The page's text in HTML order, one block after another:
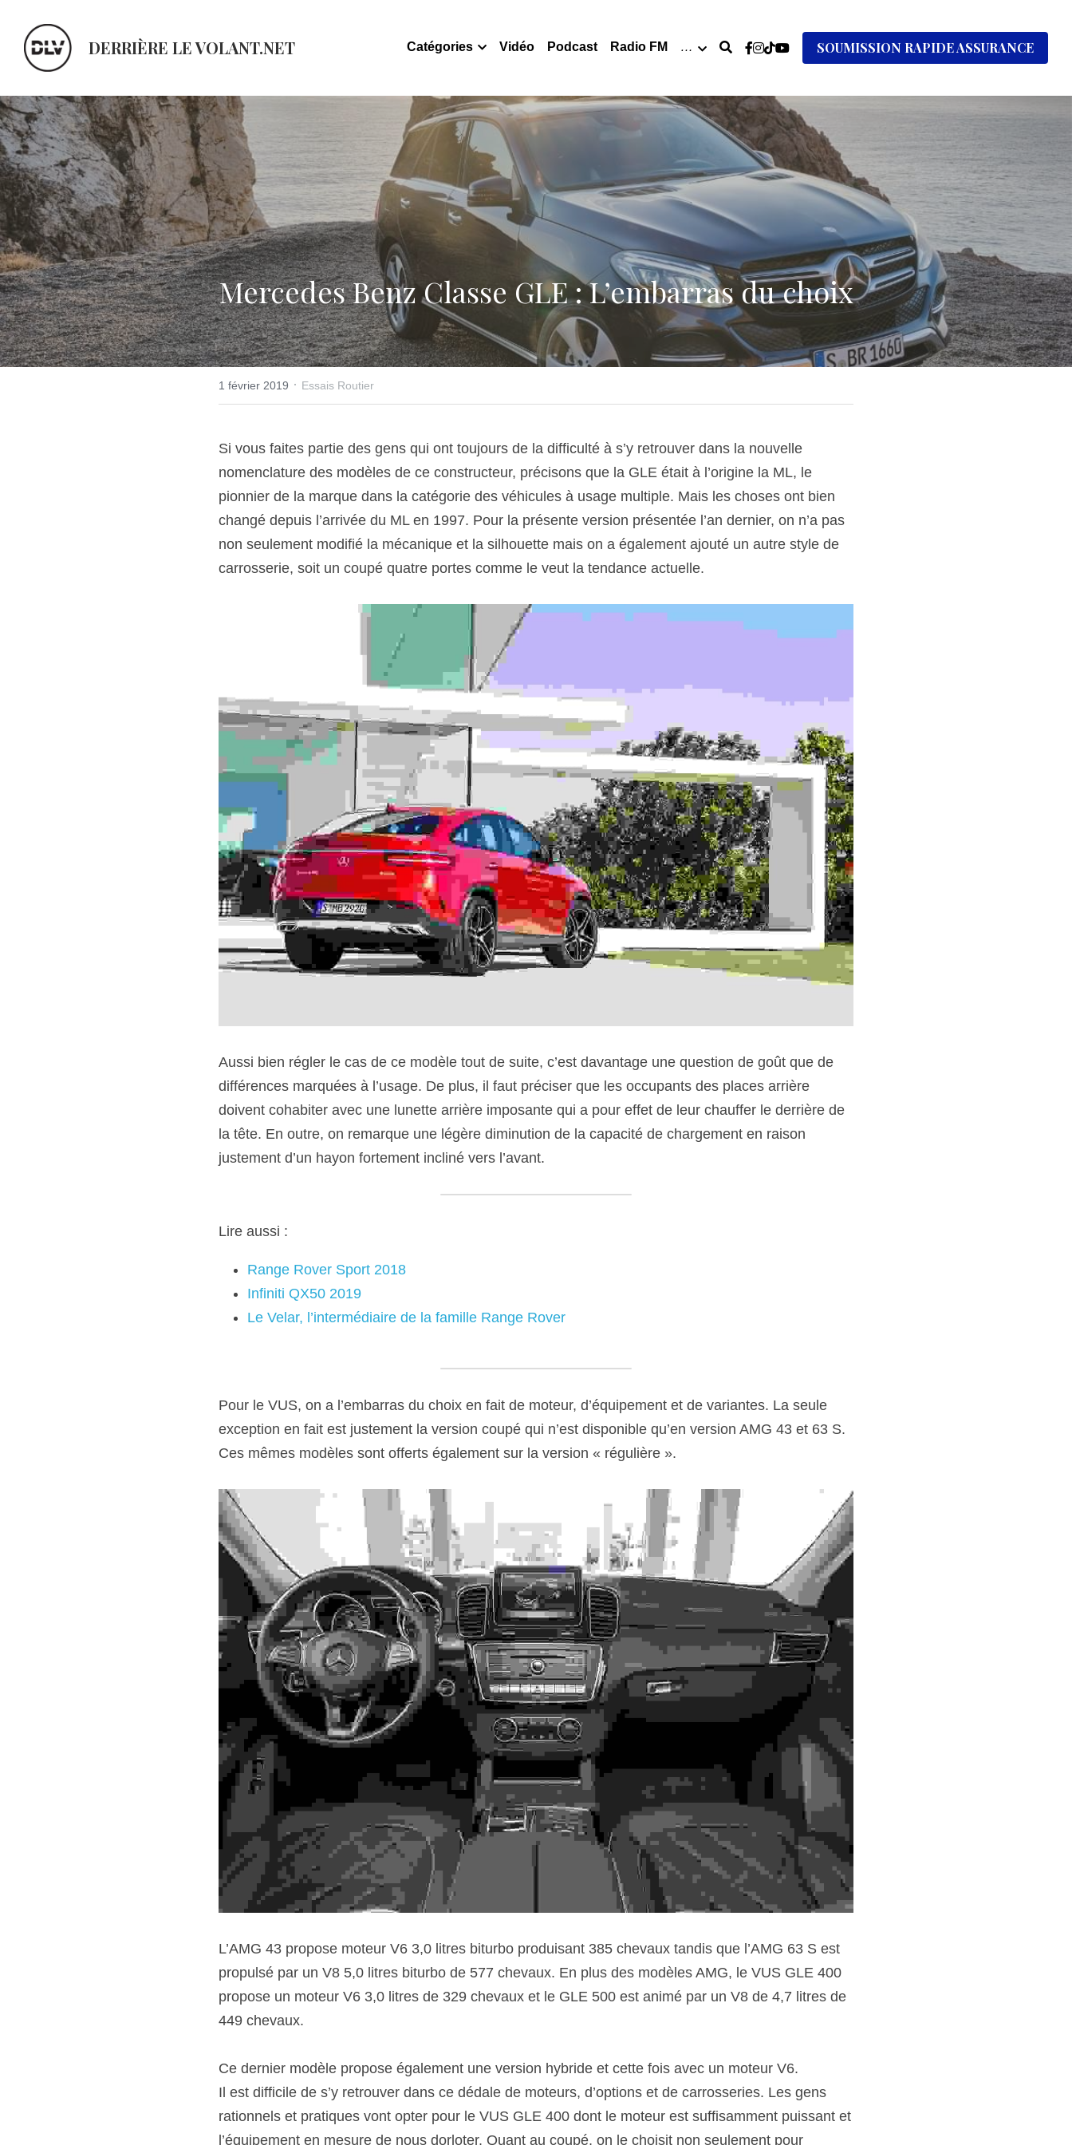
DERRIÈRE LE VOLANT.NET Catégories Vidéo Podcast Radio FM … SOUMISSION RAPIDE ASSURANCE
Mercedes Benz Classe GLE : L’embarras du choix
1 février 2019 · Essais Routier
Si vous faites partie des gens qui ont toujours de la difficulté à s’y retrouver dans la nouvelle
nomenclature des modèles de ce constructeur, précisons que la GLE était à l’origine la ML, le
pionnier de la marque dans la catégorie des véhicules à usage multiple. Mais les choses ont bien
changé depuis l’arrivée du ML en 1997. Pour la présente version présentée l’an dernier, on n’a pas
non seulement modifié la mécanique et la silhouette mais on a également ajouté un autre style de
carrosserie, soit un coupé quatre portes comme le veut la tendance actuelle.
Aussi bien régler le cas de ce modèle tout de suite, c’est davantage une question de goût que de
différences marquées à l’usage. De plus, il faut préciser que les occupants des places arrière
doivent cohabiter avec une lunette arrière imposante qui a pour effet de leur chauffer le derrière de
la tête. En outre, on remarque une légère diminution de la capacité de chargement en raison
justement d’un hayon fortement incliné vers l’avant.
Lire aussi :
Range Rover Sport 2018
Infiniti QX50 2019
Le Velar, l’intermédiaire de la famille Range Rover
Pour le VUS, on a l’embarras du choix en fait de moteur, d’équipement et de variantes. La seule
exception en fait est justement la version coupé qui n’est disponible qu’en version AMG 43 et 63 S.
Ces mêmes modèles sont offerts également sur la version « régulière ».
L’AMG 43 propose moteur V6 3,0 litres biturbo produisant 385 chevaux tandis que l’AMG 63 S est
propulsé par un V8 5,0 litres biturbo de 577 chevaux. En plus des modèles AMG, le VUS GLE 400
propose un moteur V6 3,0 litres de 329 chevaux et le GLE 500 est animé par un V8 de 4,7 litres de
449 chevaux.
Ce dernier modèle propose également une version hybride et cette fois avec un moteur V6.
Il est difficile de s’y retrouver dans ce dédale de moteurs, d’options et de carrosseries. Les gens
rationnels et pratiques vont opter pour le VUS GLE 400 dont le moteur est suffisamment puissant et
l’équipement en mesure de nous dorloter. Quant au coupé, on le choisit non seulement pour